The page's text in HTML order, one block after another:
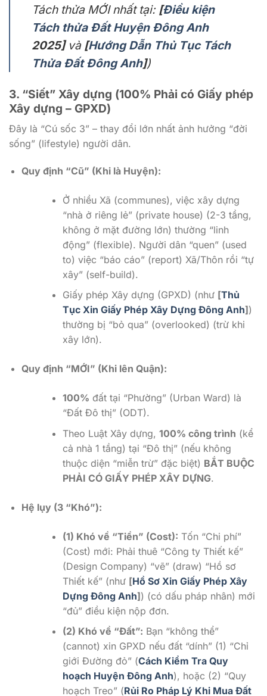
Tách thửa MỚI nhất tại: [Điều kiện
Tách thửa Đất Huyện Đông Anh
2025]và [Hướng Dẫn Thủ Tục Tách
Thửa Đất Đông Anh])
3. “Siết” Xây dựng (100% Phải có Giấy phép
Xây dựng – GPXD)
Đây là “Cú sốc 3” – thay đổi lớn nhất ảnh hưởng “đời
sống” (lifestyle) người dân.
Quy định “Cũ” (Khi là Huyện):
Ở nhiều Xã (communes), việc xây dựng
“nhà ở riêng lẻ” (private house) (2-3 tầng,
không ở mặt đường lớn) thường “linh
động” (flexible). Người dân “quen” (used
to) việc “báo cáo” (report) Xã/Thôn rồi “tự
xây” (self-build).
Giấy phép Xây dựng (GPXD) (như [Thủ
Tục Xin Giấy Phép Xây Dựng Đông Anh])
thường bị “bỏ qua” (overlooked) (trừ khi
xây lớn).
Quy định “MỚI” (Khi lên Quận):
100% đất tại “Phường” (Urban Ward) là
“Đất Đô thị” (ODT).
Theo Luật Xây dựng, 100% công trình (kể
cả nhà 1 tầng) tại “Đô thị” (nếu không
thuộc diện “miễn trừ” đặc biệt) BẮT BUỘC
PHẢI CÓ GIẤY PHÉP XÂY DỰNG.
Hệ lụy (3 “Khó”):
(1) Khó về “Tiền” (Cost): Tốn “Chi phí”
(Cost) mới: Phải thuê “Công ty Thiết kế”
(Design Company) “vẽ” (draw) “Hồ sơ
Thiết kế” (như [Hồ Sơ Xin Giấy Phép Xây
Dựng Đông Anh]) (có dấu pháp nhân) mới
“đủ” điều kiện nộp đơn.
(2) Khó về “Đất”: Bạn “không thể”
(cannot) xin GPXD nếu đất “dính” (1) “Chỉ
giới Đường đỏ” (Cách Kiểm Tra Quy
hoạch Huyện Đông Anh), hoặc (2) “Quy
hoạch Treo” (Rủi Ro Pháp Lý Khi Mua Đất